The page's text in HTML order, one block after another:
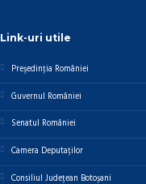
Link-uri utile
Preşedinţia României
Guvernul României
Senatul României
Camera Deputaților
Consiliul Județean Botoșani